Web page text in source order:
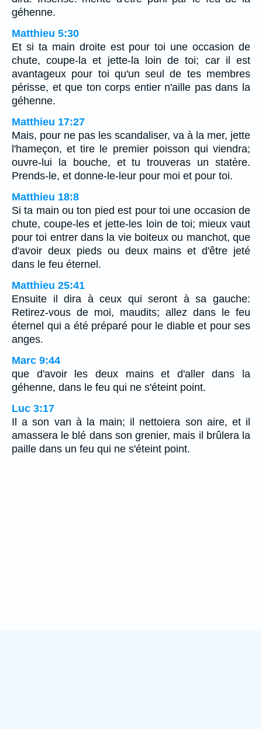
géhenne.
Matthieu 5:30
Et si ta main droite est pour toi une occasion de
chute, coupe-la et jette-la loin de toi; car il est
avantageux pour toi qu'un seul de tes membres
périsse, et que ton corps entier n'aille pas dans la
géhenne.
Matthieu 17:27
Mais, pour ne pas les scandaliser, va à la mer, jette
l'hameçon, et tire le premier poisson qui viendra;
ouvre-lui la bouche, et tu trouveras un statère.
Prends-le, et donne-le-leur pour moi et pour toi.
Matthieu 18:8
Si ta main ou ton pied est pour toi une occasion de
chute, coupe-les et jette-les loin de toi; mieux vaut
pour toi entrer dans la vie boiteux ou manchot, que
d'avoir deux pieds ou deux mains et d'être jeté
dans le feu éternel.
Matthieu 25:41
Ensuite il dira à ceux qui seront à sa gauche:
Retirez-vous de moi, maudits; allez dans le feu
éternel qui a été préparé pour le diable et pour ses
anges.
Marc 9:44
que d'avoir les deux mains et d'aller dans la
géhenne, dans le feu qui ne s'éteint point.
Luc 3:17
Il a son van à la main; il nettoiera son aire, et il
amassera le blé dans son grenier, mais il brûlera la
paille dans un feu qui ne s'éteint point.